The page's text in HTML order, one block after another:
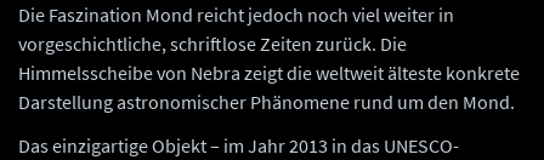
Die Faszination Mond reicht jedoch noch viel weiter in
vorgeschichtliche, schriftlose Zeiten zurück. Die
Himmelsscheibe von Nebra zeigt die weltweit älteste konkrete
Darstellung astronomischer Phänomene rund um den Mond.
Das einzigartige Objekt – im Jahr 2013 in das UNESCO-